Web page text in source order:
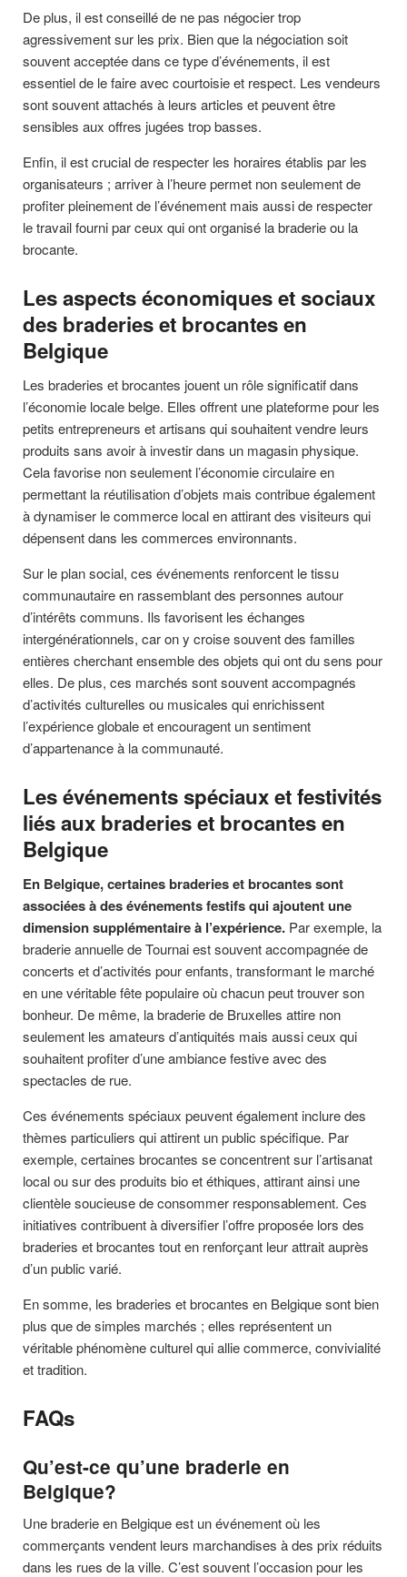
De plus, il est conseillé de ne pas négocier trop
agressivement sur les prix. Bien que la négociation soit
souvent acceptée dans ce type d’événements, il est
essentiel de le faire avec courtoisie et respect. Les vendeurs
sont souvent attachés à leurs articles et peuvent être
sensibles aux offres jugées trop basses.
Enfin, il est crucial de respecter les horaires établis par les
organisateurs ; arriver à l’heure permet non seulement de
profiter pleinement de l’événement mais aussi de respecter
le travail fourni par ceux qui ont organisé la braderie ou la
brocante.
Les aspects économiques et sociaux
des braderies et brocantes en
Belgique
Les braderies et brocantes jouent un rôle significatif dans
l’économie locale belge. Elles offrent une plateforme pour les
petits entrepreneurs et artisans qui souhaitent vendre leurs
produits sans avoir à investir dans un magasin physique.
Cela favorise non seulement l’économie circulaire en
permettant la réutilisation d’objets mais contribue également
à dynamiser le commerce local en attirant des visiteurs qui
dépensent dans les commerces environnants.
Sur le plan social, ces événements renforcent le tissu
communautaire en rassemblant des personnes autour
d’intérêts communs. Ils favorisent les échanges
intergénérationnels, car on y croise souvent des familles
entières cherchant ensemble des objets qui ont du sens pour
elles. De plus, ces marchés sont souvent accompagnés
d’activités culturelles ou musicales qui enrichissent
l’expérience globale et encouragent un sentiment
d’appartenance à la communauté.
Les événements spéciaux et festivités
liés aux braderies et brocantes en
Belgique
En Belgique, certaines braderies et brocantes sont
associées à des événements festifs qui ajoutent une
dimension supplémentaire à l’expérience. Par exemple, la
braderie annuelle de Tournai est souvent accompagnée de
concerts et d’activités pour enfants, transformant le marché
en une véritable fête populaire où chacun peut trouver son
bonheur. De même, la braderie de Bruxelles attire non
seulement les amateurs d’antiquités mais aussi ceux qui
souhaitent profiter d’une ambiance festive avec des
spectacles de rue.
Ces événements spéciaux peuvent également inclure des
thèmes particuliers qui attirent un public spécifique. Par
exemple, certaines brocantes se concentrent sur l’artisanat
local ou sur des produits bio et éthiques, attirant ainsi une
clientèle soucieuse de consommer responsablement. Ces
initiatives contribuent à diversifier l’offre proposée lors des
braderies et brocantes tout en renforçant leur attrait auprès
d’un public varié.
En somme, les braderies et brocantes en Belgique sont bien
plus que de simples marchés ; elles représentent un
véritable phénomène culturel qui allie commerce, convivialité
et tradition.
FAQs
Qu’est-ce qu’une braderie en
Belgique?
Une braderie en Belgique est un événement où les
commerçants vendent leurs marchandises à des prix réduits
dans les rues de la ville. C’est souvent l’occasion pour les